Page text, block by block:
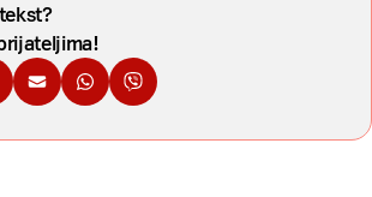
na Tviteruna Linkdinu
Podelite na imejl
Podelite na WhatsApp
Podelite na Viberu